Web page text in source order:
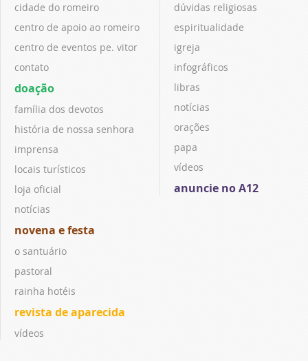
cidade do romeiro
centro de apoio ao romeiro
centro de eventos pe. vitor
contato
doação
família dos devotos
história de nossa senhora
imprensa
locais turísticos
loja oficial
notícias
novena e festa
o santuário
pastoral
rainha hotéis
revista de aparecida
vídeos
dúvidas religiosas
espiritualidade
igreja
infográficos
libras
notícias
orações
papa
vídeos
anuncie no A12